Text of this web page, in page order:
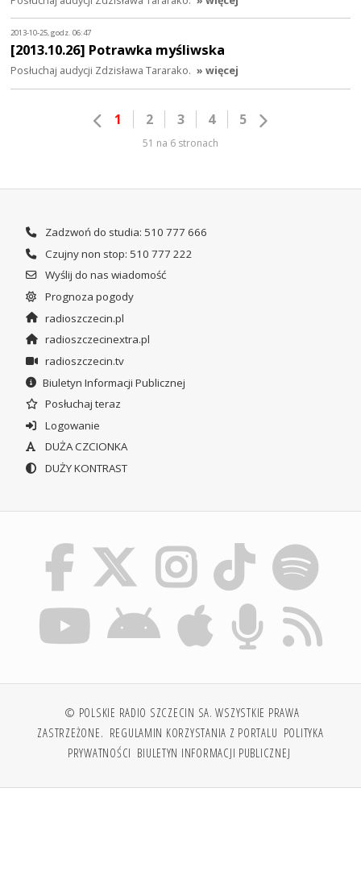
2013-10-25, godz. 06:47
[2013.10.26] Potrawka myśliwska
Posłuchaj audycji Zdzisława Tararako. » więcej
1 2 3 4 5
51 na 6 stronach
Zadzwoń do studia: 510 777 666
Czujny non stop: 510 777 222
Wyślij do nas wiadomość
Prognoza pogody
radioszczecin.pl
radioszczecinextra.pl
radioszczecin.tv
Biuletyn Informacji Publicznej
Posłuchaj teraz
Logowanie
DUŻA CZCIONKA
DUŻY KONTRAST
© POLSKIE RADIO SZCZECIN SA. WSZYSTKIE PRAWA
ZASTRZEŻONE. REGULAMIN KORZYSTANIA Z PORTALU POLITYKA
PRYWATNOŚCI BIULETYN INFORMACJI PUBLICZNEJ